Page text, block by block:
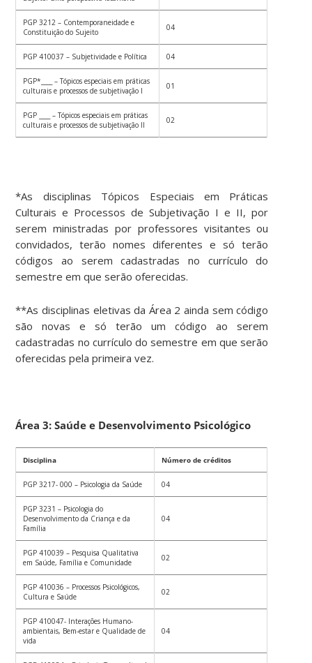
PGP 3212 – Contemporaneidade e
Constituição do Sujeito
04
PGP 410037 – Subjetividade e Política 04
PGP*____ – Tópicos especiais em práticas
culturais e processos de subjetivação I
01
PGP ____ – Tópicos especiais em práticas
culturais e processos de subjetivação II
02
*As disciplinas Tópicos Especiais em Práticas
Culturais e Processos de Subjetivação I e II, por
serem ministradas por professores visitantes ou
convidados, terão nomes diferentes e só terão
códigos ao serem cadastradas no currículo do
semestre em que serão oferecidas.
**As disciplinas eletivas da Área 2 ainda sem código
são novas e só terão um código ao serem
cadastradas no currículo do semestre em que serão
oferecidas pela primeira vez.
Área 3: Saúde e Desenvolvimento Psicológico
Disciplina Número de créditos
PGP 3217- 000 – Psicologia da Saúde 04
PGP 3231 – Psicologia do
Desenvolvimento da Criança e da
Família
04
PGP 410039 – Pesquisa Qualitativa
em Saúde, Família e Comunidade
02
PGP 410036 – Processos Psicológicos,
Cultura e Saúde
02
PGP 410047- Interações Humano-
ambientais, Bem-estar e Qualidade de
vida
04